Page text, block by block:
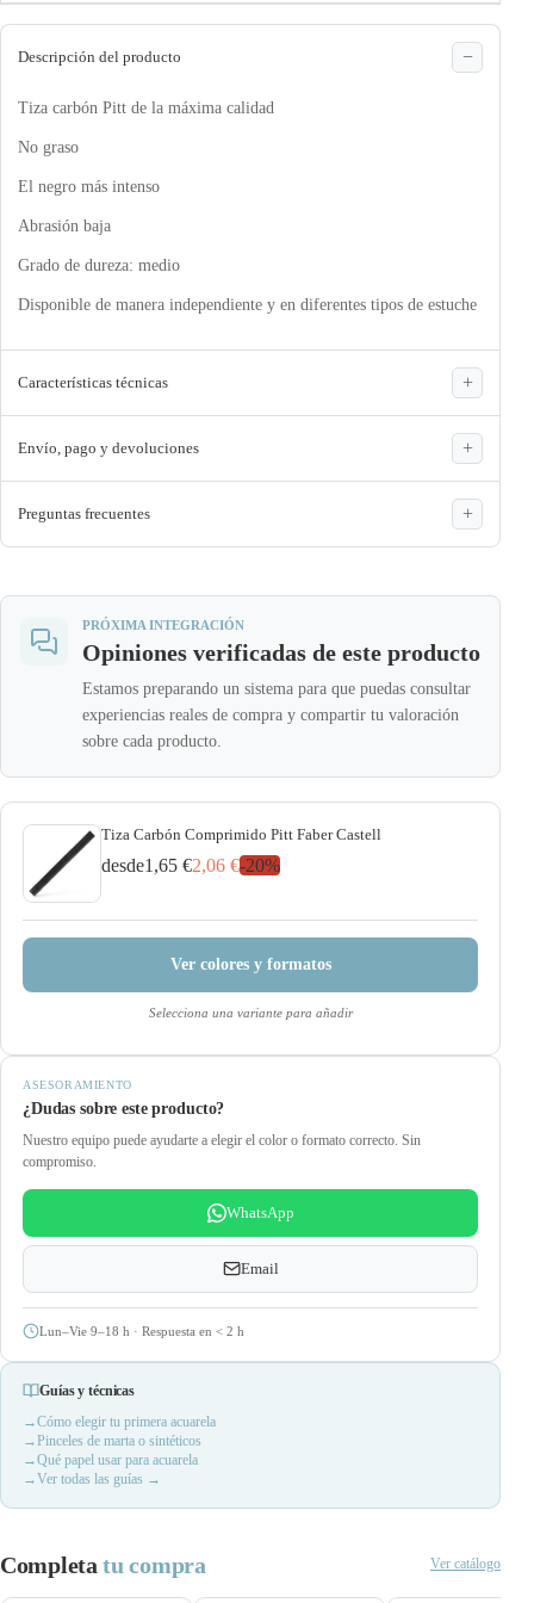
Descripción del producto
Tiza carbón Pitt de la máxima calidad
No graso
El negro más intenso
Abrasión baja
Grado de dureza: medio
Disponible de manera independiente y en diferentes tipos de estuche
Características técnicas
Envío, pago y devoluciones
Preguntas frecuentes
PRÓXIMA INTEGRACIÓN
Opiniones verificadas de este producto
Estamos preparando un sistema para que puedas consultar
experiencias reales de compra y compartir tu valoración
sobre cada producto.
Tiza Carbón Comprimido Pitt Faber Castell
desde1,65 €2,06 €-20%
Ver colores y formatos
Selecciona una variante para añadir
ASESORAMIENTO
¿Dudas sobre este producto?
Nuestro equipo puede ayudarte a elegir el color o formato correcto. Sin
compromiso.
WhatsApp
Email
Lun–Vie 9–18 h · Respuesta en < 2 h
Guías y técnicas
Cómo elegir tu primera acuarela
Pinceles de marta o sintéticos
Qué papel usar para acuarela
Ver todas las guías →
Completa tu compra Ver catálogo